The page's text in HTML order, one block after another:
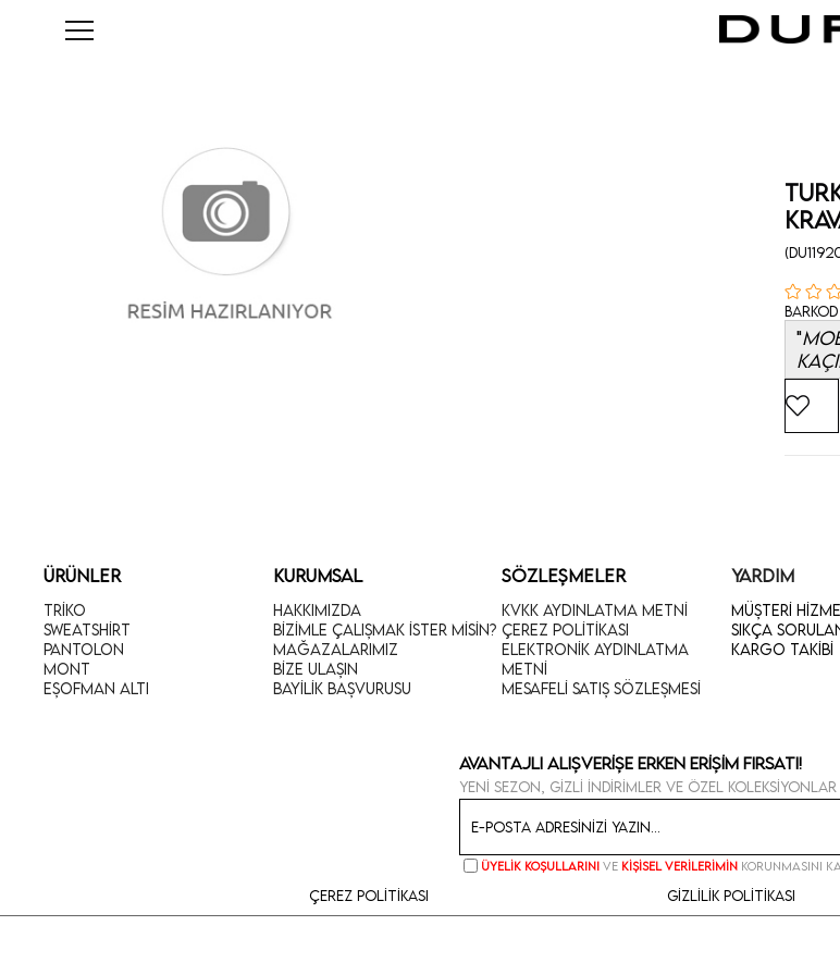
Barkod
ÜRÜNLER
Triko
Sweatshirt
Pantolon
Mont
Eşofman Altı
KURUMSAL
Hakkımızda
Bizimle Çalışmak İster Misin?
Mağazalarımız
Bize Ulaşın
Bayilik Başvurusu
SÖZLEŞMELER
KVKK Aydınlatma Metni
Çerez Politikası
Elektronik Aydınlatma
Metni
Mesafeli Satış Sözleşmesi
YARDIM
Müşteri
Sıkça
Kargo Takibi
Avantajlı Alışverişe Erken Erişim Fırsatı!
Yeni sezon, gizli indirimler ve özel koleksiyonlar
Üyelik koşullarını ve kişisel verilerimin korunmasını
Çerez Politikası Gizlilik Politikası